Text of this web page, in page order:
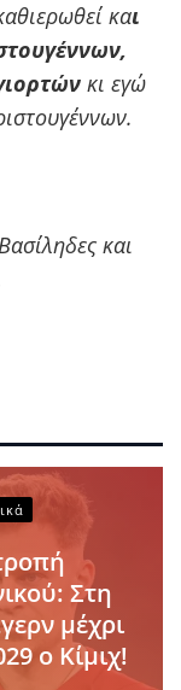
και
κι εγώ
και
Στη
μέχρι
ο Κίμιχ!